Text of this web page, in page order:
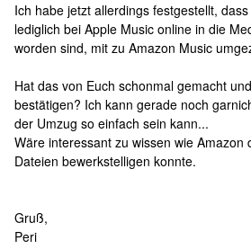
Ich habe jetzt allerdings festgestellt,
lediglich bei Apple Music online in die
worden sind, mit zu Amazon Music
Hat das von Euch schonmal gemacht
bestätigen? Ich kann gerade noch
der Umzug so einfach sein kann...
Wäre interessant zu wissen wie Amazon
Dateien bewerkstelligen konnte.
Gruß,
Peri